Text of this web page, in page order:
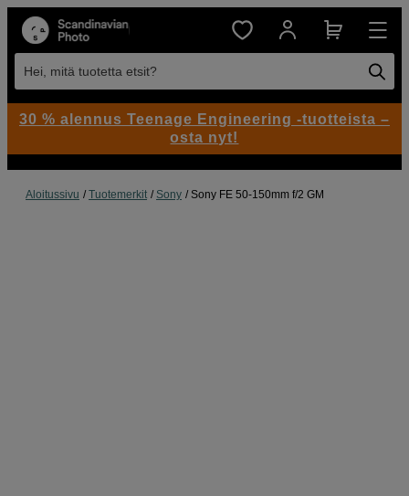
Hei, mitä tuotetta etsit?
Aloitussivu Tuotemerkit Sony Sony FE 50-150mm f/2 GM
30 % alennus Teenage Engineering -tuotteista –
osta nyt!